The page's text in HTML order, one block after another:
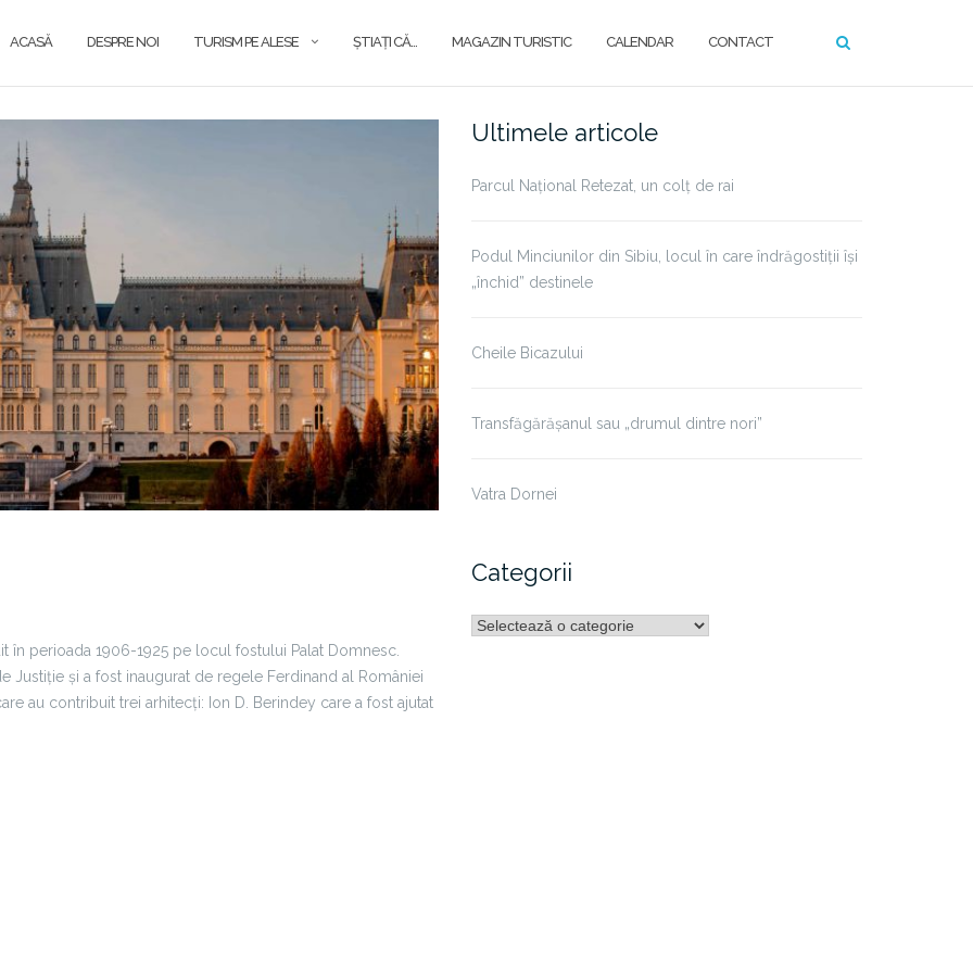
ACASĂ DESPRE NOI TURISM PE ALESE ŞTIAŢI CĂ… MAGAZIN TURISTIC CALENDAR CONTACT
în perioada 1906-1925 pe locul fostului Palat Domnesc.
Justiție și a fost inaugurat de regele Ferdinand al României
au contribuit trei arhitecți: Ion D. Berindey care a fost ajutat
Ultimele articole
Parcul Național Retezat, un colț de rai
Podul Minciunilor din Sibiu, locul în care îndrăgostiții își
„închid” destinele
Cheile Bicazului
Transfăgărășanul sau „drumul dintre nori”
Vatra Dornei
Categorii
Categorii